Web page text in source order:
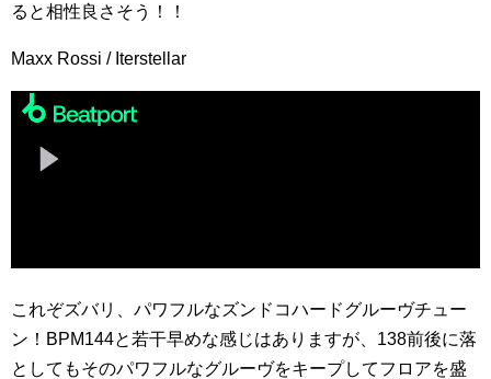
ると相性良さそう！！
Maxx Rossi / Iterstellar
これぞズバリ、パワフルなズンドコハードグルーヴチュー
ン！BPM144と若干早めな感じはありますが、138前後に落
としてもそのパワフルなグルーヴをキープしてフロアを盛